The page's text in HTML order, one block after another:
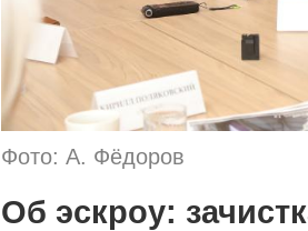
Фото: А. Фёдоров
Об эскроу: